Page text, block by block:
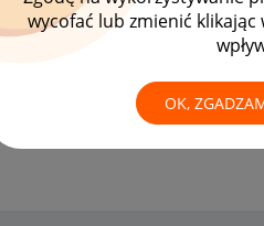
wycofać lub zmienić klikając
OK,
forum